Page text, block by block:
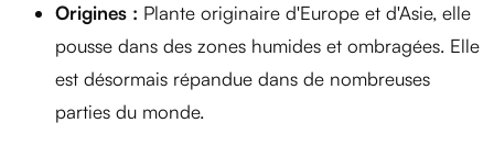
Origines : Plante originaire d'Europe et d'Asie, elle
pousse dans des zones humides et ombragées. Elle
est désormais répandue dans de nombreuses
parties du monde.